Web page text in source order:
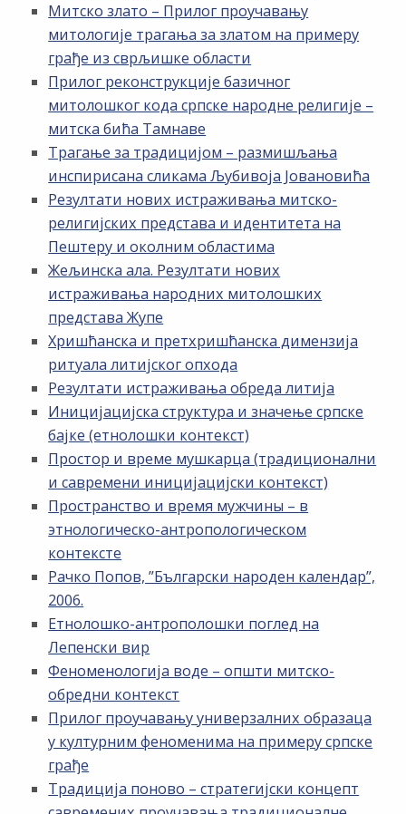
Митско злато – Прилог проучавању
митологије трагања за златом на примеру
грађе из сврљишке области
Прилог реконструкције базичног
митолошког кода српске народне религије –
митска бића Тамнаве
Трагање за традицијом – размишљања
инспирисана сликама Љубивоја Јовановића
Резултати нових истраживања митско-
религијских представа и идентитета на
Пештеру и околним областима
Жељинска ала. Резултати нових
истраживања народних митолошких
представа Жупе
Хришћанска и претхришћанска димензија
ритуала литијског опхода
Резултати истраживања обреда литија
Иницијацијска структура и значење српске
бајке (етнолошки контекст)
Простор и време мушкарца (традиционални
и савремени иницијацијски контекст)
Пространство и время мужчины – в
этнологическо-антропологическом
контексте
Рачко Попов, ”Български народен календар”,
2006.
Етнолошко-антрополошки поглед на
Лепенски вир
Феноменологија воде – општи митско-
обредни контекст
Прилог проучавању универзалних образаца
у културним феноменима на примеру српске
грађе
Традиција поново – стратегијски концепт